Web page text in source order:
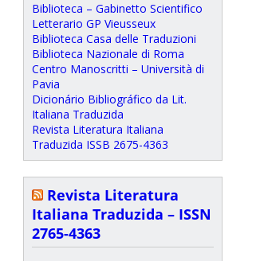
Biblioteca – Gabinetto Scientifico
Letterario GP Vieusseux
Biblioteca Casa delle Traduzioni
Biblioteca Nazionale di Roma
Centro Manoscritti – Università di
Pavia
Dicionário Bibliográfico da Lit.
Italiana Traduzida
Revista Literatura Italiana
Traduzida ISSB 2675-4363
Revista Literatura
Italiana Traduzida – ISSN
2765-4363